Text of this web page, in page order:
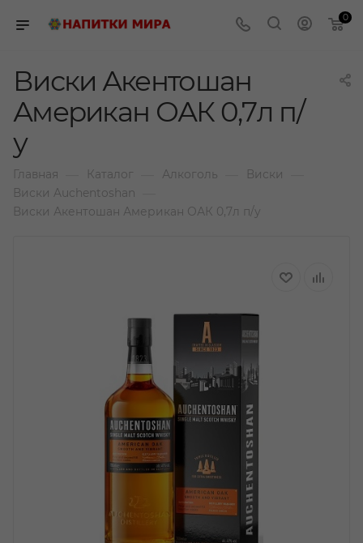
0
Виски Акентошан
Американ ОАК 0,7л п/
у
Главная Каталог Алкоголь Виски
Виски Auchentoshan
Виски Акентошан Американ ОАК 0,7л п/у